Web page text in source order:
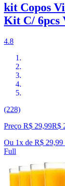
kit Copos
Kit C/ 6pcs
4.8
(228)
Preço R$ 29,99R$
Ou 1x de R$ 29,99
Full